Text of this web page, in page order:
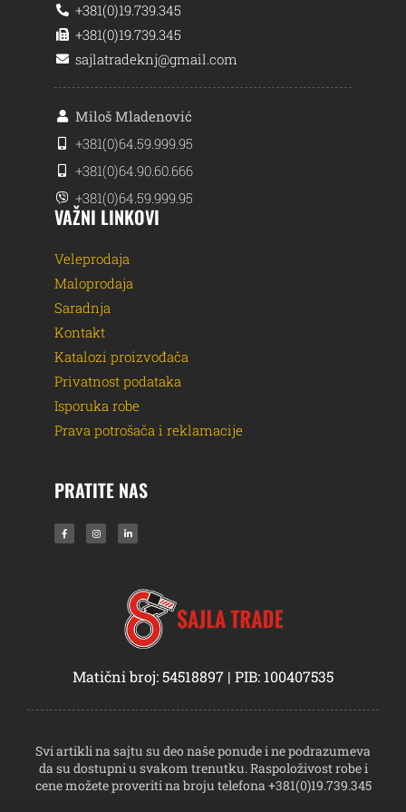
+381(0)19.739.345
+381(0)19.739.345
sajlatradeknj@gmail.com
Miloš Mladenović
+381(0)64.59.999.95
+381(0)64.90.60.666
+381(0)64.59.999.95
VAŽNI LINKOVI
Veleprodaja
Maloprodaja
Saradnja
Kontakt
Katalozi proizvođača
Privatnost podataka
Isporuka robe
Prava potrošača i reklamacije
PRATITE NAS
Matični broj: 54518897 | PIB: 100407535
Svi artikli na sajtu su deo naše ponude i ne podrazumeva
da su dostupni u svakom trenutku. Raspoloživost robe i
cene možete proveriti na broju telefona +381(0)19.739.345